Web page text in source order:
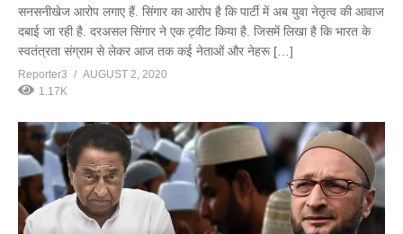
सनसनीखेज आरोप लगाए हैं. सिंगार का आरोप है कि पार्टी में अब युवा नेतृत्व की आवाज
दबाई जा रही है. दरअसल सिंगार ने एक ट्वीट किया है. जिसमें लिखा है कि भारत के
स्वतंत्रता संग्राम से लेकर आज तक कई नेताओं और नेहरू […]
Reporter3
AUGUST 2, 2020
1.17K